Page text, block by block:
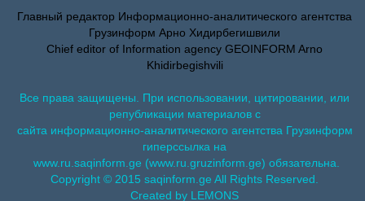
Главный редактор Информационно-аналитического агентства
Грузинформ Арно Хидирбегишвили
Chief editor of Information agency GEOINFORM Arno
Khidirbegishvili
Все права защищены. При использовании, цитировании, или
републикации материалов с
сайта информационно-аналитического агентства Грузинформ
гиперссылка на
www.ru.saqinform.ge (www.ru.gruzinform.ge) обязательна.
Copyright © 2015 saqinform.ge All Rights Reserved.
Created by LEMONS